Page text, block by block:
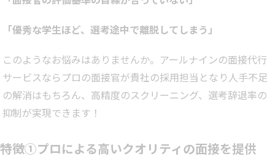
「優秀な学生ほど、選考途中で離脱してしまう」
このようなお悩みはありませんか。アールナインの面接代行
サービスならプロの面接官が貴社の採用担当となり人手不足
の解消はもちろん、高精度のスクリーニング、選考辞退率の
抑制が実現できます！
特徴①プロによる高いクオリティの面接を提供